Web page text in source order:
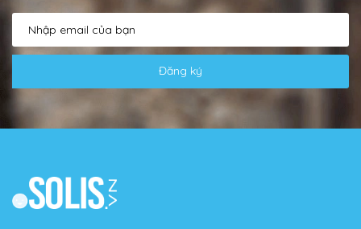
Đăng ký